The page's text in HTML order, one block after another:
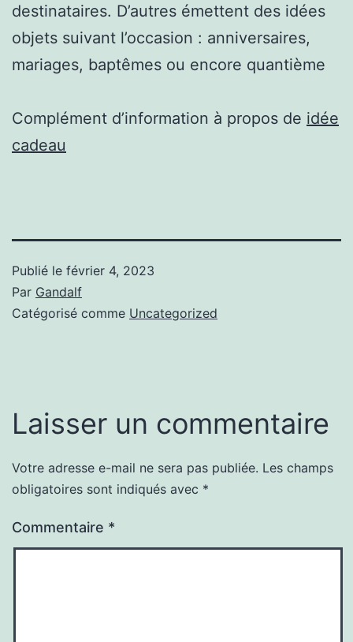
destinataires. D’autres émettent des idées
objets suivant l’occasion : anniversaires,
mariages, baptêmes ou encore quantième
Complément d’information à propos de idée
cadeau
Publié le février 4, 2023
Par Gandalf
Catégorisé comme Uncategorized
Laisser un commentaire
Votre adresse e-mail ne sera pas publiée. Les champs
obligatoires sont indiqués avec *
Commentaire *